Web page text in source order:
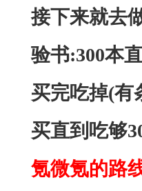
接下来就去
验书:300本
买完吃掉(有
买直到吃够
氪微氪的路